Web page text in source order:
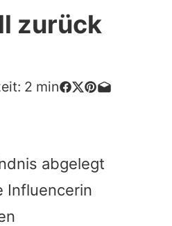
zurück
2 min
abgelegt
Influencerin